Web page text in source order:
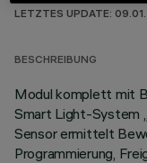
LETZTES UPDATE:
BESCHREIBUNG
Modul komplett mit
Smart Light-System
Sensor ermittelt
Programmierung,